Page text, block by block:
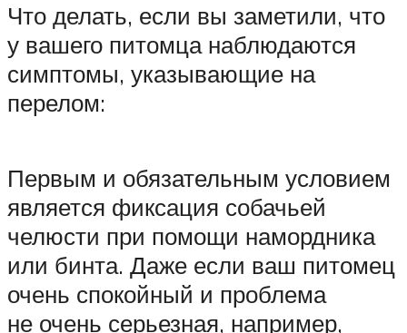
Что делать, если вы заметили, что
у вашего питомца наблюдаются
симптомы, указывающие на
перелом:
Первым и обязательным условием
является фиксация собачьей
челюсти при помощи намордника
или бинта. Даже если ваш питомец
очень спокойный и проблема
не очень серьезная, например,